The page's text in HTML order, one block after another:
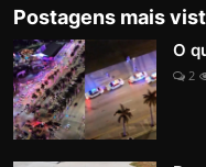
Postagens mais
O
2